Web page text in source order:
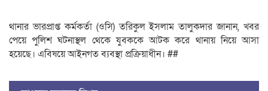
থানার ভারপ্রাপ্ত কর্মকর্তা (ওসি) তরিকুল ইসলাম তালুকদার জানান, খবর
পেয়ে পুলিশ ঘটনাস্থল থেকে যুবককে আটক করে থানায় নিয়ে আসা
হয়েছে। এবিষয়ে আইনগত ব্যবস্থা প্রক্রিয়াধীন। ##